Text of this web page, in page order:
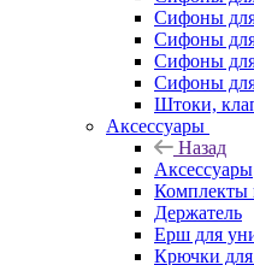
Сифоны
Сифоны
Сифоны
Сифоны
Штоки,
Аксессуары
Назад
Аксессуары
Комплекты
Держатель
Ерш для
Крючки